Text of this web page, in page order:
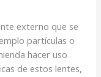
externo que se
partículas o
hacer uso
de estos lentes,